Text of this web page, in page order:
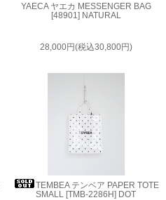
YAECA ヤエカ MESSENGER BAG
[48901] NATURAL
28,000円(税込30,800円)
TEMBEA テンベア PAPER TOTE
SMALL [TMB-2286H] DOT